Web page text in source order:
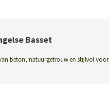
Basset
beton, natuurgetrouw en stijlvol voor